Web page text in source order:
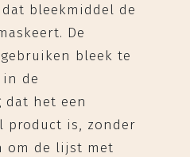
bleekmiddel de
De
bleek te
in de
het een
product is, zonder
om de lijst met